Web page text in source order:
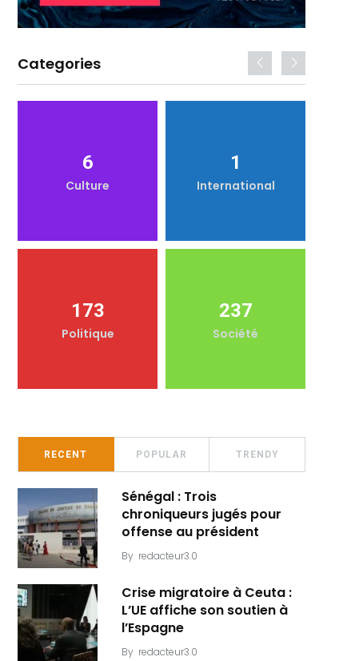
Categories
6
Culture
1
International
173
Politique
237
Société
RECENT POPULAR TRENDY
Sénégal : Trois
chroniqueurs jugés pour
offense au président
By redacteur3.0
Crise migratoire à Ceuta :
L’UE affiche son soutien à
l’Espagne
By redacteur3.0